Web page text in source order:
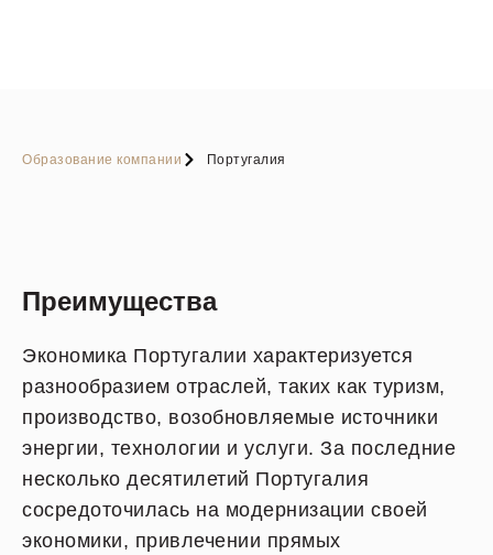
Образование компании Португалия
Преимущества
Экономика Португалии характеризуется
разнообразием отраслей, таких как туризм,
производство, возобновляемые источники
энергии, технологии и услуги. За последние
несколько десятилетий Португалия
сосредоточилась на модернизации своей
экономики, привлечении прямых